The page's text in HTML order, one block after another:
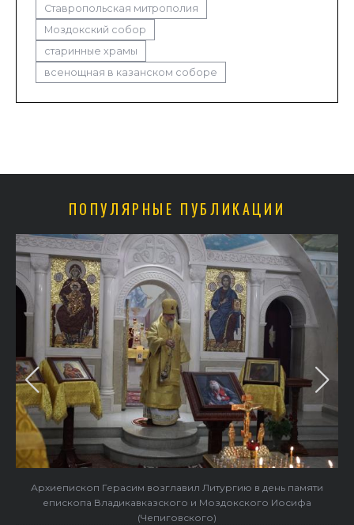
Ставропольская митрополия
Моздокский собор
старинные храмы
всенощная в казанском соборе
ПОПУЛЯРНЫЕ ПУБЛИКАЦИИ
Архиепископ Герасим возглавил престольные
Ильинском храме